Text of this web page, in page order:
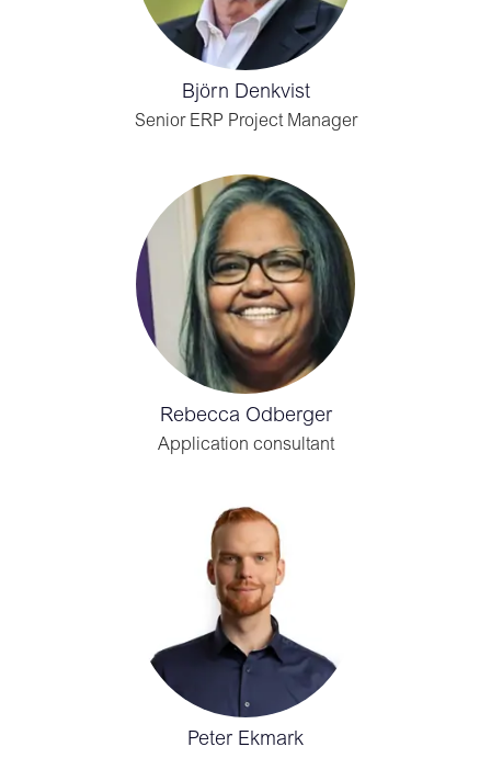
Björn Denkvist
Senior ERP Project Manager
Rebecca Odberger
Application consultant
Peter Ekmark